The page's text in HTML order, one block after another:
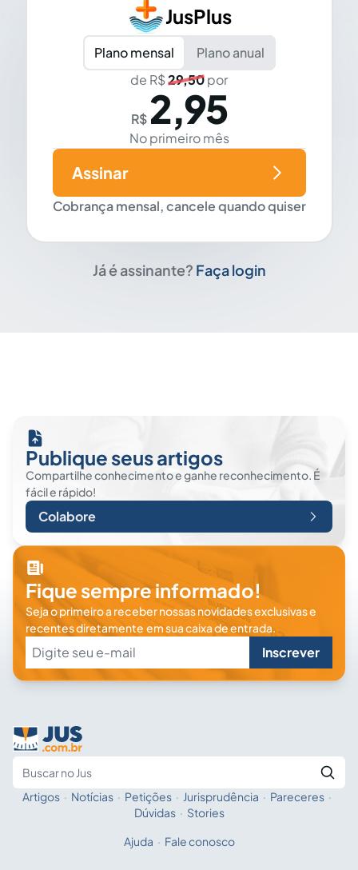
JusPlus
Plano mensal
Plano anual
de R$29,50por
R$ 2,95
No primeiro mês
Cobrança mensal, cancele quando quiser
Assinar
Já é assinante? Faça login
Publique seus artigos
Compartilhe conhecimento e ganhe reconhecimento. É
fácil e rápido!
Colabore
Fique sempre informado!
Seja o primeiro a receber nossas novidades exclusivas e
recentes diretamente em sua caixa de entrada.
Inscrever
Fale com a IA
Artigos · Notícias · Petições · Jurisprudência · Pareceres ·
Dúvidas · Stories
Ajuda · Fale conosco